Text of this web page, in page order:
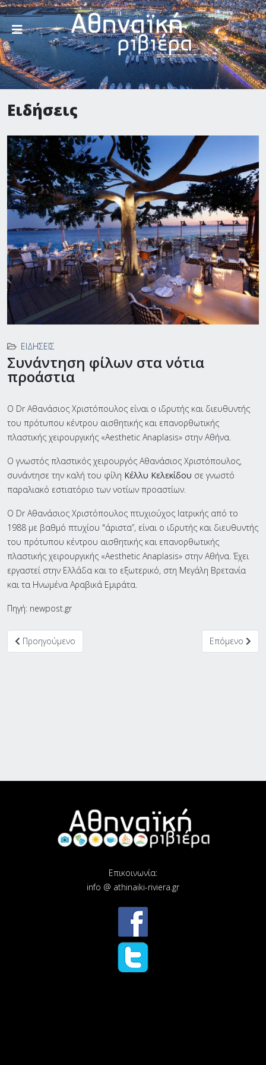
Ειδήσεις
ΕΙΔΉΣΕΙΣ
Συνάντηση φίλων στα νότια
προάστια
Ο Dr Αθανάσιος Χριστόπουλος είναι ο ιδρυτής και διευθυντής
του πρότυπου κέντρου αισθητικής και επανορθωτικής
πλαστικής χειρουργικής «Aesthetic Anaplasis» στην Αθήνα.
Ο γνωστός πλαστικός χειρουργός Αθανάσιος Χριστόπουλος,
συνάντησε την καλή του φίλη Κέλλυ Κελεκίδου σε γνωστό
παραλιακό εστιατόριο των νοτίων προαστίων.
Ο Dr Αθανάσιος Χριστόπουλος πτυχιούχος Ιατρικής από το
1988 με βαθμό πτυχίου "άριστα”, είναι ο ιδρυτής και διευθυντής
του πρότυπου κέντρου αισθητικής και επανορθωτικής
πλαστικής χειρουργικής «Aesthetic Anaplasis» στην Αθήνα. Έχει
εργαστεί στην Ελλάδα και το εξωτερικό, στη Μεγάλη Βρετανία
και τα Ηνωμένα Αραβικά Εμιράτα.
Πηγή: newpost.gr
Προηγούμενο άρθρο: Kυριακή 8 Σεπτεμβρίου: Προϊόντα χωρίς
Προηγούμενο Επόμενο
Επόμενο
Επικοινωνία:
info @ athinaiki-riviera.gr